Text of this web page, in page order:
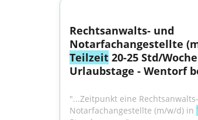
Rechtsanwalts- und
Teilzeit 20-25 Std/
Urlaubstage - Wentorf
"...Zeitpunkt eine
Notarfachangestellte (m/w/d) in